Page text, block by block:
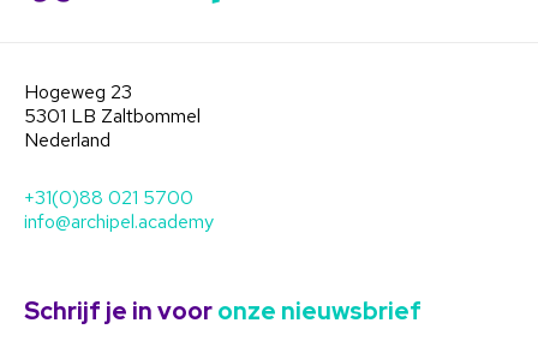
Hogeweg 23
5301 LB Zaltbommel
Nederland
+31(0)88 021 5700
info@archipel.academy
Schrijf je in vooronze nieuwsbrief